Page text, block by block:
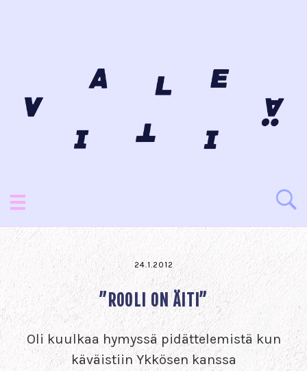
24.1.2012
”ROOLI ON ÄITI”
Oli kuulkaa hymyssä pidättelemistä kun
käväistiin Ykkösen kanssa